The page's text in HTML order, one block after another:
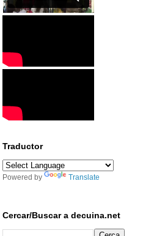
Traductor
Powered by Translate
Cercar/Buscar a decuina.net